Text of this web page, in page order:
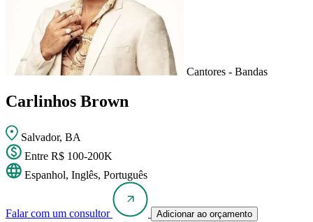
Cantores - Bandas
Carlinhos Brown
Salvador, BA
Entre R$ 100-200K
Espanhol, Inglês, Português
Falar com um consultor Adicionar ao orçamento